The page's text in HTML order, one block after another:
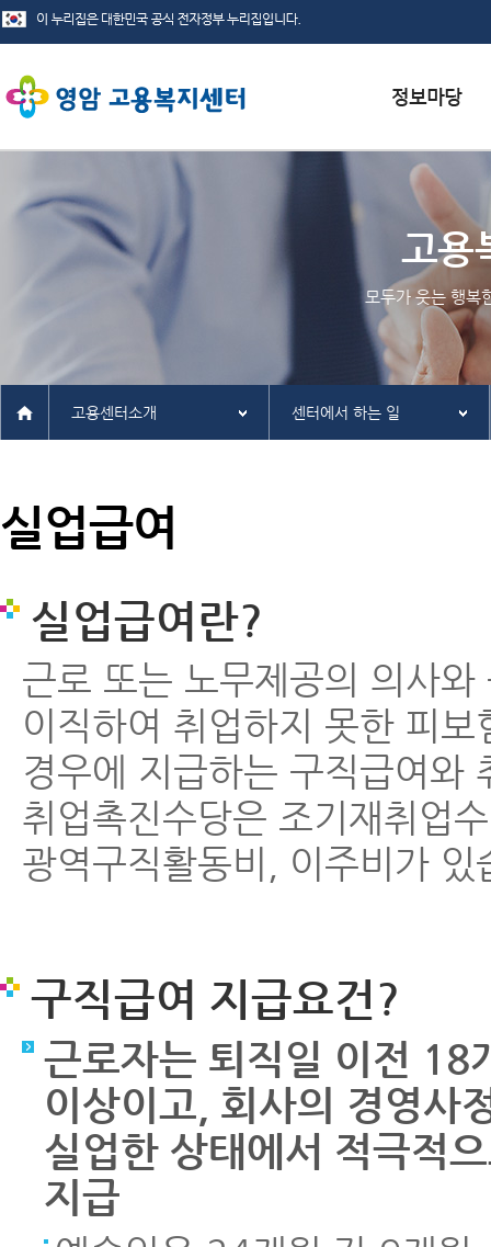
서식자료실
채용정보
인재정보
관련사이트
고용
모두가 웃는 행복
고용센터소개 센터에서 하는 일
실업급여
실업급여란?
근로 또는 노무제공의 의사
이직하여 취업하지 못한 피
경우에 지급하는 구직급여와
취업촉진수당은 조기재취업
광역구직활동비, 이주비가 있
구직급여 지급요건?
근로자는 퇴직일 이전 18
이상이고, 회사의 경영사
실업한 상태에서 적극적
지급